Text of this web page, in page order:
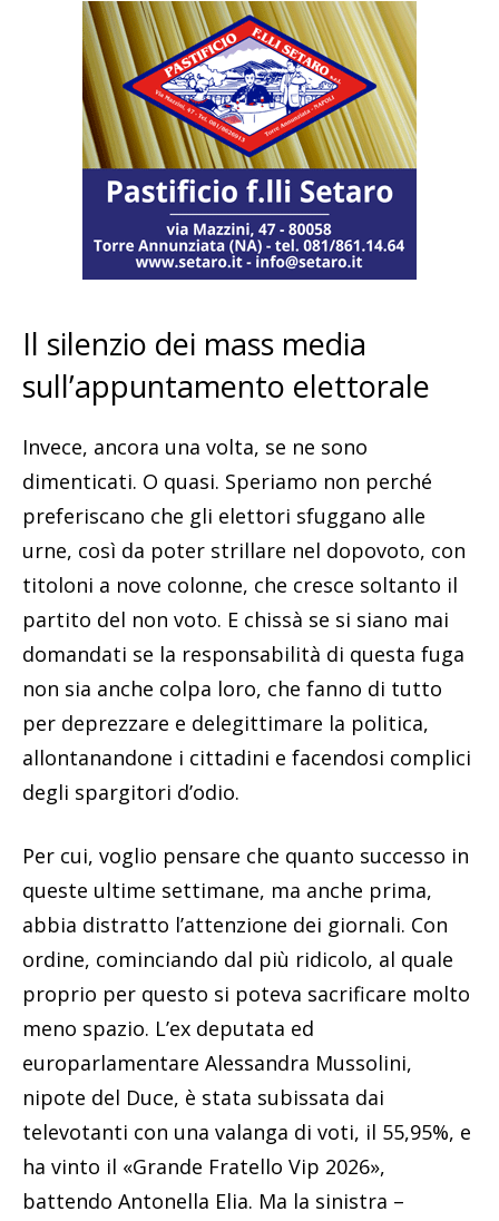
Il silenzio dei mass media
sull’appuntamento elettorale
Invece, ancora una volta, se ne sono
dimenticati. O quasi. Speriamo non perché
preferiscano che gli elettori sfuggano alle
urne, così da poter strillare nel dopovoto, con
titoloni a nove colonne, che cresce soltanto il
partito del non voto. E chissà se si siano mai
domandati se la responsabilità di questa fuga
non sia anche colpa loro, che fanno di tutto
per deprezzare e delegittimare la politica,
allontanandone i cittadini e facendosi complici
degli spargitori d’odio.
Per cui, voglio pensare che quanto successo in
queste ultime settimane, ma anche prima,
abbia distratto l’attenzione dei giornali. Con
ordine, cominciando dal più ridicolo, al quale
proprio per questo si poteva sacrificare molto
meno spazio. L’ex deputata ed
europarlamentare Alessandra Mussolini,
nipote del Duce, è stata subissata dai
televotanti con una valanga di voti, il 55,95%, e
ha vinto il «Grande Fratello Vip 2026»,
battendo Antonella Elia. Ma la sinistra –